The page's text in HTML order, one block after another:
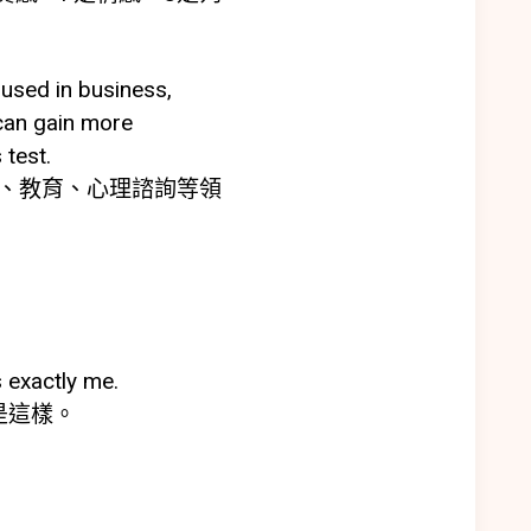
in business,
gain more
test.
教育、心理諮詢等領
me.
樣。